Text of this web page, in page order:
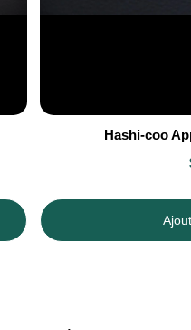
Hashi-coo